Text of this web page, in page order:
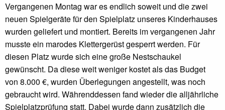
Vergangenen Montag war es endlich soweit und die zwei
neuen Spielgeräte für den Spielplatz unseres Kinderhauses
wurden geliefert und montiert. Bereits im vergangenen Jahr
musste ein marodes Klettergerüst gesperrt werden. Für
diesen Platz wurde sich eine große Nestschaukel
gewünscht. Da diese weit weniger kostet als das Budget
von 8.000 €, wurden Überlegungen angestellt, was noch
gebraucht wird. Währenddessen fand wieder die alljährliche
Spielplatzprüfung statt. Dabei wurde dann zusätzlich die